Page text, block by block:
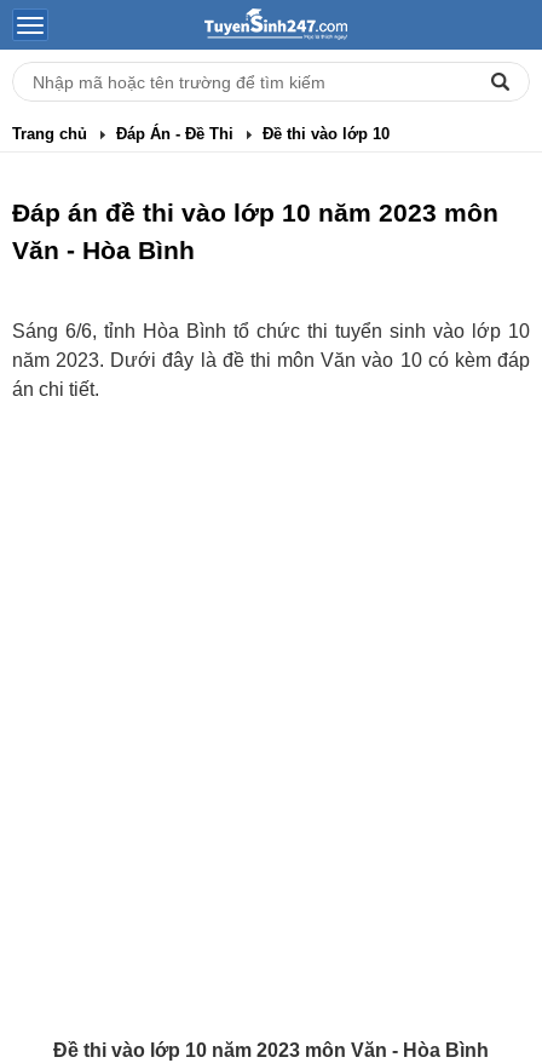
Trang chủ Đáp Án - Đề Thi Đề thi vào lớp 10
Đáp án đề thi vào lớp 10 năm 2023 môn
Văn - Hòa Bình
Sáng 6/6, tỉnh Hòa Bình tổ chức thi tuyển sinh vào lớp 10
năm 2023. Dưới đây là đề thi môn Văn vào 10 có kèm đáp
án chi tiết.
Đề thi vào lớp 10 năm 2023 môn Văn - Hòa Bình